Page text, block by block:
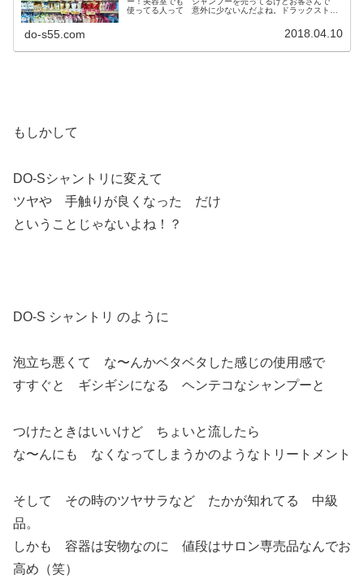
使ってる人って 意外に少ないんだよね。ドラックストア
do-s55.com 2018.04.10
もしかして
DO-Sシャントリに変えて
ツヤや 手触りが良くなった だけ
ということじゃないよね！？
DO-S シャントリ のように
泡立ち悪くて な〜んかベタベタした感じの使用感で
すすぐと ギシギシになる ヘンテコなシャンプーと
つけたときはいいけど ちょいと流したら
な〜んにも なくなってしまうかのようなトリートメント
そして その時のツヤサラなど たかが知れてる 中級
品。
しかも 容器は安物なのに 値段はサロン専売品なんでお
高め（笑）